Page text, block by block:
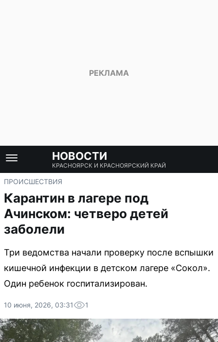
НОВОСТИ
КРАСНОЯРСК И КРАСНОЯРСКИЙ КРАЙ
ПРОИСШЕСТВИЯ
Карантин в лагере под
Ачинском: четверо детей
заболели
Три ведомства начали проверку после вспышки
кишечной инфекции в детском лагере «Сокол».
Один ребенок госпитализирован.
10 июня, 2026, 03:31 1